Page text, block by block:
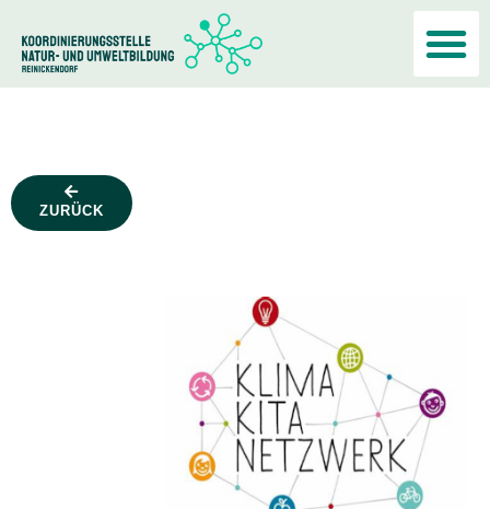
ZURÜCK